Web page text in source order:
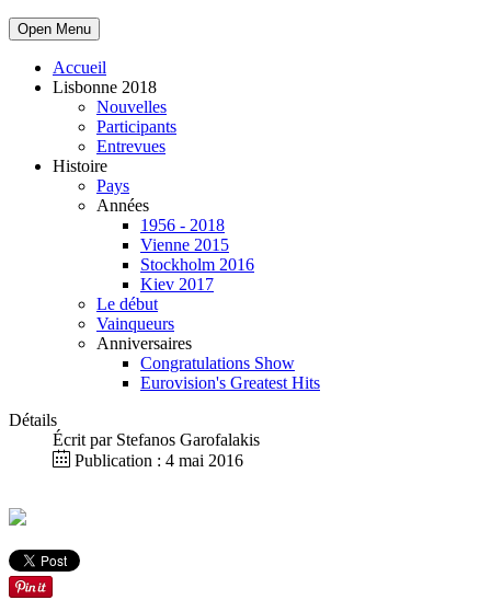
Open Menu
Accueil
Lisbonne 2018
Nouvelles
Participants
Entrevues
Histoire
Pays
Années
1956 - 2018
Vienne 2015
Stockholm 2016
Kiev 2017
Le début
Vainqueurs
Anniversaires
Congratulations Show
Eurovision's Greatest Hits
Détails
Écrit par Stefanos Garofalakis
Publication : 4 mai 2016